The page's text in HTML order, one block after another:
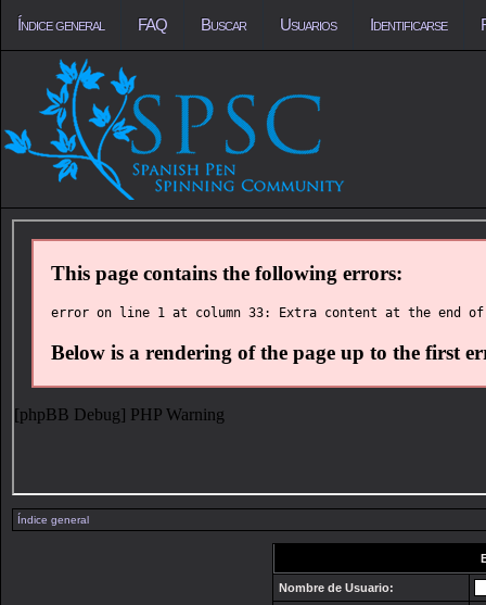
Índice general FAQ Buscar Usuarios Identificarse
Índice general
Nombre de Usuario: